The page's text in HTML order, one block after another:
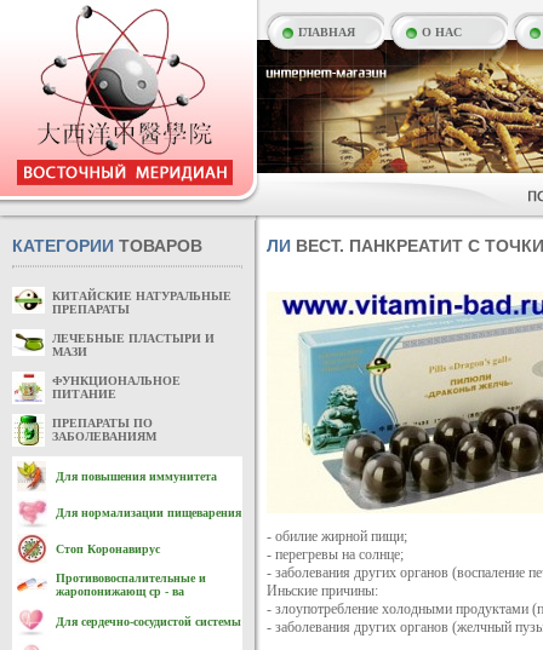
ГЛАВНАЯ О НАС
КАТЕГОРИИ ТОВАРОВ
КИТАЙСКИЕ НАТУРАЛЬНЫЕ
ПРЕПАРАТЫ
ЛЕЧЕБНЫЕ ПЛАСТЫРИ И
МАЗИ
ФУНКЦИОНАЛЬНОЕ
ПИТАНИЕ
ПРЕПАРАТЫ ПО
ЗАБОЛЕВАНИЯМ
Для повышения иммунитета
Для нормализации пищеварения
Стоп Коронавирус
Противовоспалительные и
жаропонижающ ср - ва
Для сердечно-cосудистой системы
ЛИ ВЕСТ. ПАНКРЕАТИТ С
- обилие жирной пищи;
- перегревы на солнце;
- заболевания других органов (воспаление
Иньские причины:
- злоупотребление холодными продуктами
- заболевания других органов (желчный